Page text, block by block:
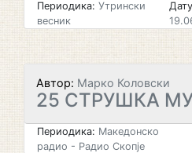
Периодика: Утрински
весник
Автор: Марко Коловски
25 СТРУШКА
Периодика: Македонско
радио - Радио Скопје